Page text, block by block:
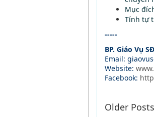
Mục
Tính tự
-----
BP. Giáo Vụ
Email:
Website:
Facebook:
Older Posts